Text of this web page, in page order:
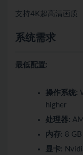
支持4K超高清画质
系统需求
最低配置:
操作系统:
higher
处理器:
内存: 8 GB
显卡: